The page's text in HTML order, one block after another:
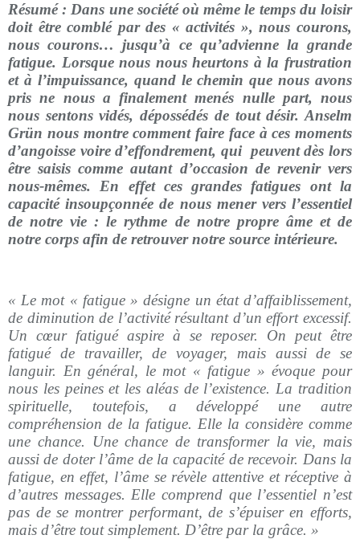
Résumé : Dans une société où même le temps du loisir
doit être comblé par des « activités », nous courons,
nous courons… jusqu’à ce qu’advienne la grande
fatigue. Lorsque nous nous heurtons à la frustration
et à l’impuissance, quand le chemin que nous avons
pris ne nous a finalement menés nulle part, nous
nous sentons vidés, dépossédés de tout désir. Anselm
Grün nous montre comment faire face à ces moments
d’angoisse voire d’effondrement, qui peuvent dès lors
être saisis comme autant d’occasion de revenir vers
nous-mêmes. En effet ces grandes fatigues ont la
capacité insoupçonnée de nous mener vers l’essentiel
de notre vie : le rythme de notre propre âme et de
notre corps afin de retrouver notre source intérieure.
« Le mot « fatigue » désigne un état d’affaiblissement,
de diminution de l’activité résultant d’un effort excessif.
Un cœur fatigué aspire à se reposer. On peut être
fatigué de travailler, de voyager, mais aussi de se
languir. En général, le mot « fatigue » évoque pour
nous les peines et les aléas de l’existence. La tradition
spirituelle, toutefois, a développé une autre
compréhension de la fatigue. Elle la considère comme
une chance. Une chance de transformer la vie, mais
aussi de doter l’âme de la capacité de recevoir. Dans la
fatigue, en effet, l’âme se révèle attentive et réceptive à
d’autres messages. Elle comprend que l’essentiel n’est
pas de se montrer performant, de s’épuiser en efforts,
mais d’être tout simplement. D’être par la grâce. »